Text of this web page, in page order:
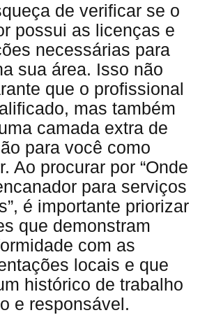
de verificar se o
possui as licenças e
necessárias para
sua área. Isso não
que o profissional
mas também
camada extra de
para você como
Ao procurar por “Onde
para serviços
é importante priorizar
que demonstram
com as
locais e que
histórico de trabalho
e responsável.